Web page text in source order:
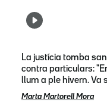
La justícia tomba
contra particulars:
llum a ple hivern. Va
Marta Martorell Mora